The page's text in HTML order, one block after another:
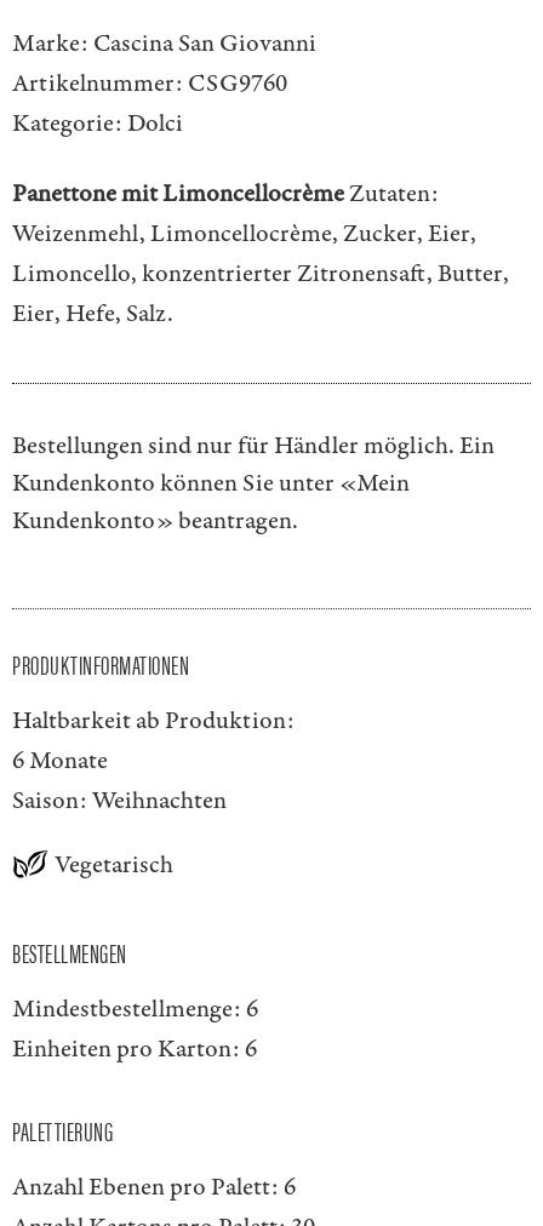
Marke: Cascina San Giovanni
Artikelnummer: CSG9760
Kategorie: Dolci
Panettone mit LimoncellocrèmeZutaten:
Weizenmehl, Limoncellocrème, Zucker, Eier,
Limoncello, konzentrierter Zitronensaft, Butter,
Eier, Hefe, Salz.
Bestellungen sind nur für Händler möglich. Ein
Kundenkonto können Sie unter «Mein
Kundenkonto»beantragen.
PRODUKTINFORMATIONEN
Haltbarkeit ab Produktion:
6 Monate
Saison: Weihnachten
Vegetarisch
BESTELLMENGEN
Mindestbestellmenge: 6
Einheiten pro Karton: 6
PALETTIERUNG
Anzahl Ebenen pro Palett: 6